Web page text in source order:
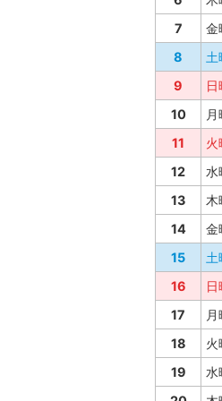
7
金
8
土
9
日
10
月
11
火
12
水
13
木
14
金
15
土
16
日
17
月
18
火
19
水